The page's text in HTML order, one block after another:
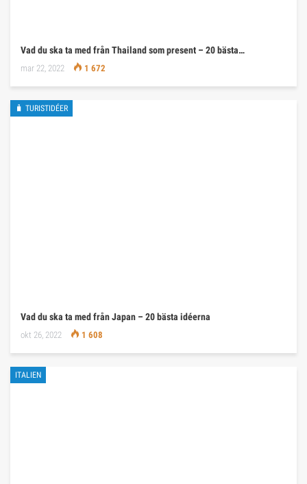
Vad du ska ta med från Thailand som present – 20 bästa…
mar 22, 2022 1 672
🧳 TURISTIDÉER
Vad du ska ta med från Japan – 20 bästa idéerna
okt 26, 2022 1 608
ITALIEN